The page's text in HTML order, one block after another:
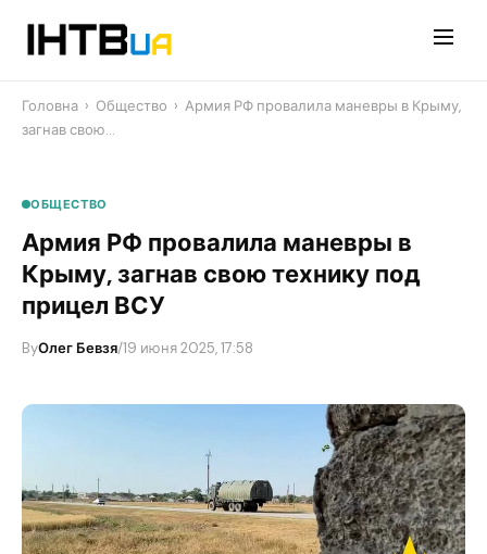
Головна › Общество › Армия РФ провалила маневры в Крыму,
загнав свою…
ОБЩЕСТВО
Армия РФ провалила маневры в
Крыму, загнав свою технику под
прицел ВСУ
ByОлег Бевзя/19 июня 2025, 17:58